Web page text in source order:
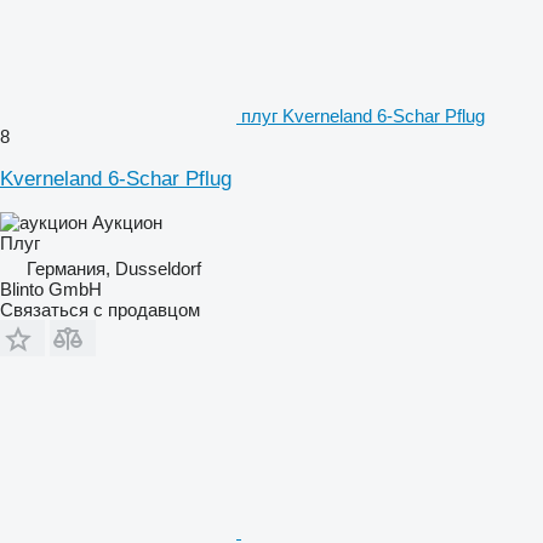
плуг Kverneland 6-Schar Pflug
8
Kverneland 6-Schar Pflug
Аукцион
Плуг
Германия, Dusseldorf
Blinto GmbH
Связаться с продавцом